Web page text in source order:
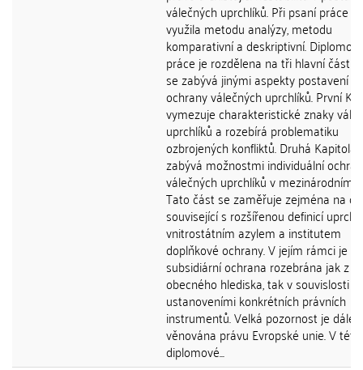
válečných uprchlíků. Při psaní práce
využila metodu analýzy, metodu
komparativní a deskriptivní.
práce je rozdělena na tři hlavní části,
se zabývá jinými aspekty postavení a
ochrany válečných uprchlíků. První
vymezuje charakteristické znaky
uprchlíků a rozebírá problematiku
ozbrojených konfliktů. Druhá Kapitola
zabývá možnostmi individuální
válečných uprchlíků v mezinárodním
Tato část se zaměřuje zejména na
související s rozšířenou definicí
vnitrostátním azylem a institutem
doplňkové ochrany. V jejím rámci je
subsidiární ochrana rozebrána jak z
obecného hlediska, tak v souvislosti s
ustanoveními konkrétních právních
instrumentů. Velká pozornost je dále
věnována právu Evropské unie. V
diplomové...